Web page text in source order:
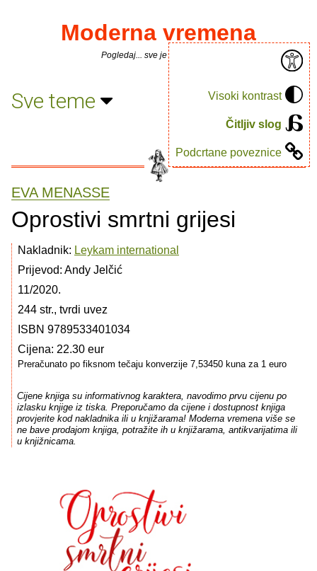
Visoki kontrast
Čitljiv slog
Podcrtane poveznice
Moderna vremena
Pogledaj... sve je puno knjiga.
Sve teme
EVA MENASSE
Oprostivi smrtni grijesi
Nakladnik: Leykam international
Prijevod: Andy Jelčić
11/2020.
244 str., tvrdi uvez
ISBN 9789533401034
Cijena: 22.30 eur
Preračunato po fiksnom tečaju konverzije 7,53450 kuna za 1 euro
Cijene knjiga su informativnog karaktera, navodimo prvu cijenu po
izlasku knjige iz tiska. Preporučamo da cijene i dostupnost knjiga
provjerite kod nakladnika ili u knjižarama! Moderna vremena više se
ne bave prodajom knjiga, potražite ih u knjižarama, antikvarijatima ili
u knjižnicama.